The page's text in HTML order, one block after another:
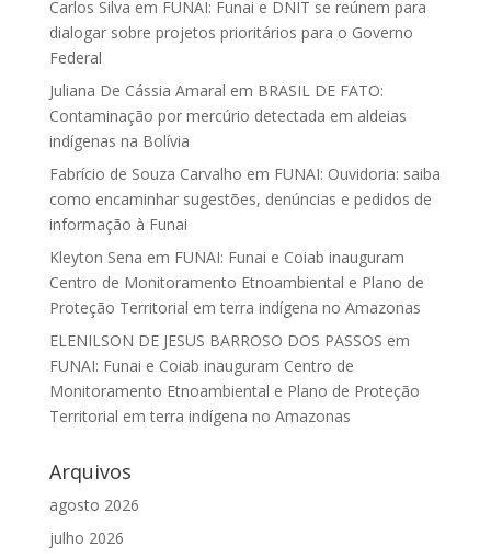
Carlos Silva em FUNAI: Funai e DNIT se reúnem para
dialogar sobre projetos prioritários para o Governo
Federal
Juliana De Cássia Amaral em BRASIL DE FATO:
Contaminação por mercúrio detectada em aldeias
indígenas na Bolívia
Fabrício de Souza Carvalho em FUNAI: Ouvidoria: saiba
como encaminhar sugestões, denúncias e pedidos de
informação à Funai
Kleyton Sena em FUNAI: Funai e Coiab inauguram
Centro de Monitoramento Etnoambiental e Plano de
Proteção Territorial em terra indígena no Amazonas
ELENILSON DE JESUS BARROSO DOS PASSOS em
FUNAI: Funai e Coiab inauguram Centro de
Monitoramento Etnoambiental e Plano de Proteção
Territorial em terra indígena no Amazonas
Arquivos
agosto 2026
julho 2026